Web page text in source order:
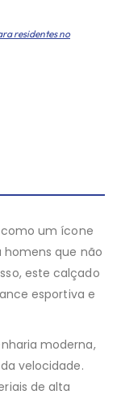
residentes no
como um ícone
homens que não
este calçado
esportiva e
moderna,
velocidade.
de alta